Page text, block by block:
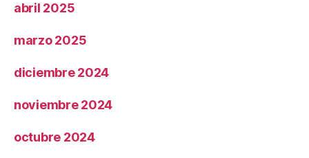
abril 2025
marzo 2025
diciembre 2024
noviembre 2024
octubre 2024